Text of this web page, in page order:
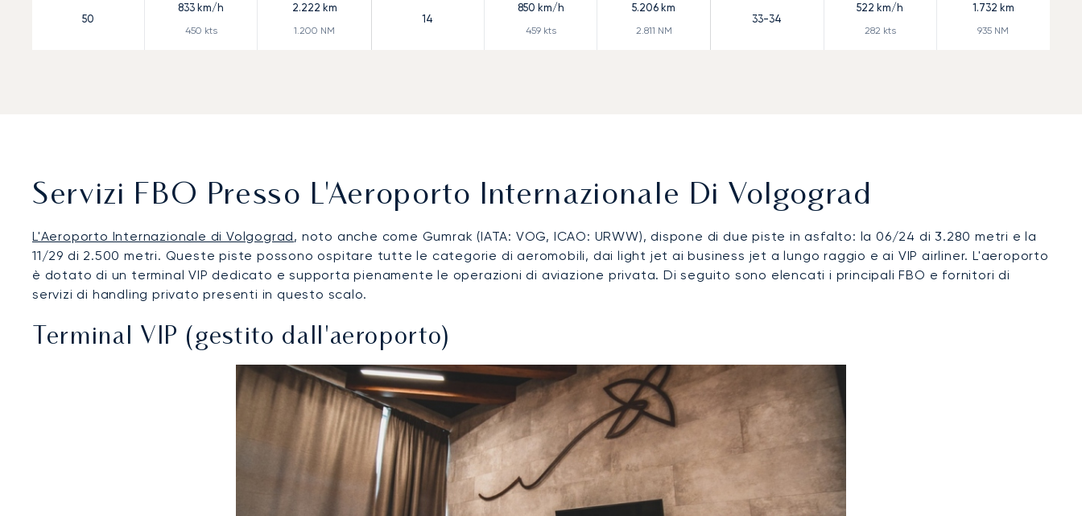
50
833 km/h
450 kts
2.222 km
1.200 NM
14
850 km/h
459kts
5.206 km
2.811 NM
33-34
522 km/h
282 kts
1.732 km
935 NM
Servizi FBO Presso L'Aeroporto Internazionale Di Volgograd
L'Aeroporto Internazionale di Volgograd, noto anche come Gumrak (IATA: VOG, ICAO: URWW), dispone di due piste in asfalto: la 06/24 di 3.280 metri e la
11/29 di 2.500 metri. Queste piste possono ospitare tutte le categorie di aeromobili, dai light jet ai business jet a lungo raggio e ai VIP airliner. L'aeroporto
è dotato di un terminal VIP dedicato e supporta pienamente le operazioni di aviazione privata. Di seguito sono elencati i principali FBO e fornitori di
servizi di handling privato presenti in questo scalo.
Terminal VIP (gestito dall'aeroporto)